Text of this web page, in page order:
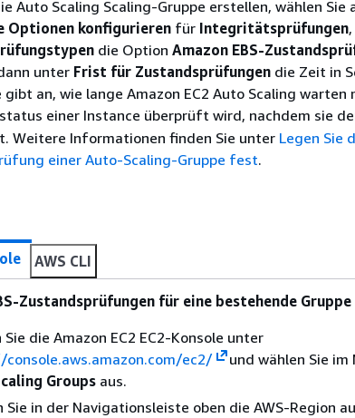
Auto Scaling Scaling-Gruppe erstellen, wählen Sie
Optionen konfigurieren für Integritätsprüfungen,
die Option Amazon EBS-
unter Frist für Zustandsprüfungen die Zeit in
gibt an, wie lange Amazon EC2 Auto Scaling warten
einer Instance überprüft wird, nachdem sie
Weitere Informationen finden Sie unter Legen Sie
einer Auto-Scaling-Gruppe fest.
AWS CLI
Zustandsprüfungen für eine bestehende
die Amazon EC2 EC2-Konsole unter
ec2/
und wählen Sie
Groups aus.
Sie in der Navigationsleiste oben die AWS-Region